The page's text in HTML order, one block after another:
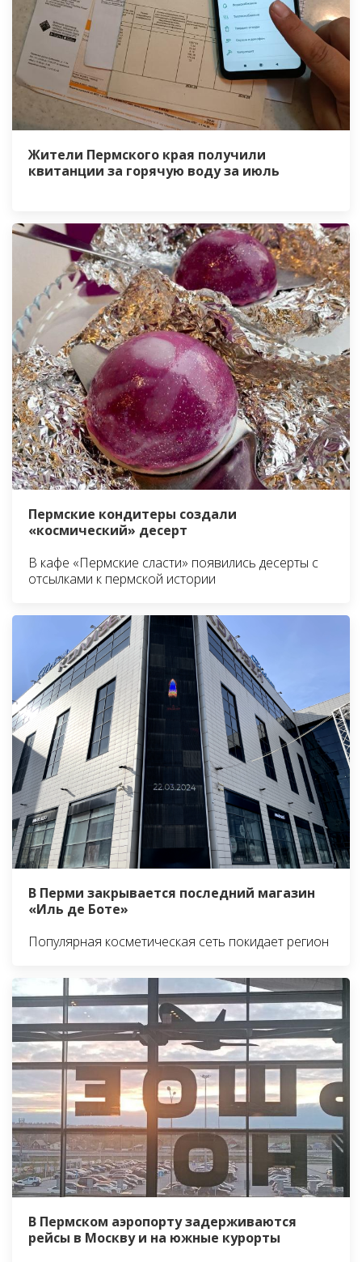
Жители Пермского края получили
квитанции за горячую воду за июль
Пермские кондитеры создали
«космический» десерт
В кафе «Пермские сласти» появились десерты с
отсылками к пермской истории
В Перми закрывается последний магазин
«Иль де Боте»
Популярная косметическая сеть покидает регион
В Пермском аэропорту задерживаются
рейсы в Москву и на южные курорты